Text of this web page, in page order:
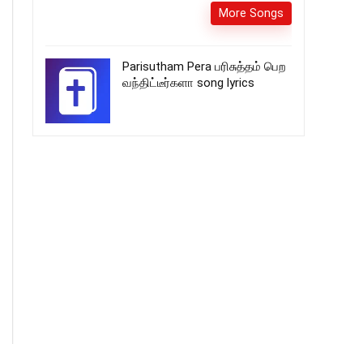
More Songs
Parisutham Pera பரிசுத்தம் பெற
வந்திட்டீர்களா song lyrics